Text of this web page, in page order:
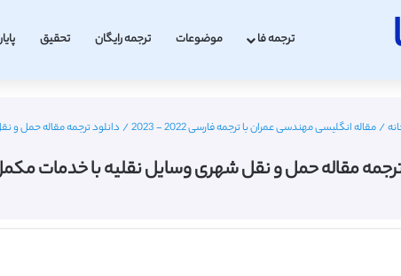
ترجمه فا موضوعات ترجمه رایگان تحقیق
/مقاله انگلیسی مهندسی عمران با ترجمه فارسی 2022 - 2023 / دانلود ترجمه مقاله حمل و نقل
مقاله حمل و نقل شهری وسایل نقلیه با خدمات مکمل (ساینس دایرکت –